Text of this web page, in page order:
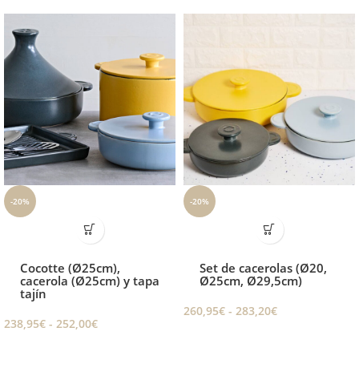
-20%
Cocotte (Ø25cm),
cacerola (Ø25cm) y tapa
tajín
238,95€ - 252,00€
-20%
Set de cacerolas (Ø20,
Ø25cm, Ø29,5cm)
260,95€ - 283,20€